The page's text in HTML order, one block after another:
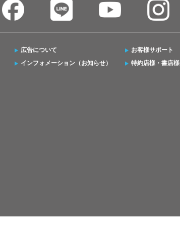
広告について
インフォメーション（お知らせ）
お客様サポート
特約店様・書店